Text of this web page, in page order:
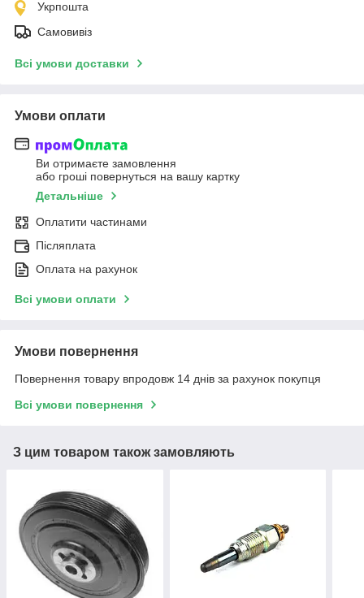
Укрпошта
Самовивіз
Всі умови доставки
Умови оплати
Ви отримаєте замовлення
або гроші повернуться на вашу картку
Детальніше
Оплатити частинами
Післяплата
Оплата на рахунок
Всі умови оплати
Умови повернення
Повернення товару впродовж 14 днів за рахунок покупця
Всі умови повернення
З цим товаром також замовляють